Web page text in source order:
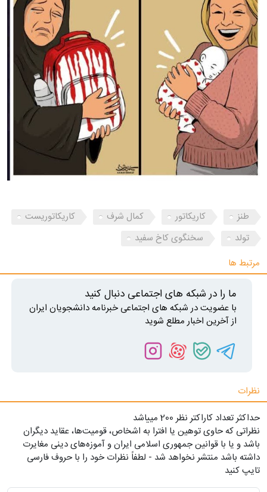
طنز کاریکاتور کمال شرف
کاریکاتوریست
تولد
سخنگوی کاخ سفید
مرتبط ها
ما را در شبکه های اجتماعی دنبال کنید
با عضویت در شبکه های اجتماعی خبرنامه دانشجویان ایران
از آخرین اخبار مطلع شوید
نظرات
حداکثر تعداد کاراکتر نظر 200 ميياشد
نظراتی که حاوی توهین یا افترا به اشخاص، قومیت‌ها، عقاید دیگران
باشد و یا با قوانین جمهوری اسلامی ایران و آموزه‌های دینی مغایرت
داشته باشد منتشر نخواهد شد - لطفاً نظرات خود را با حروف فارسی
تایپ کنید